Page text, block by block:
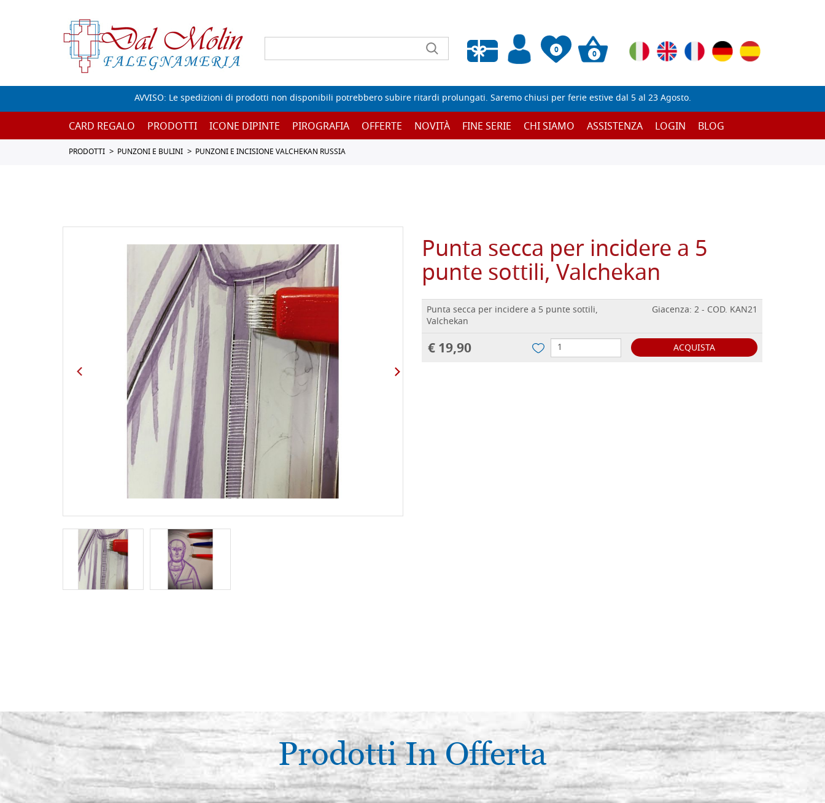
0
Wishlist vuota
0
AVVISO: Le spedizioni di prodotti non disponibili potrebbero subire ritardi prolungati. Saremo chiusi per ferie estive dal 5 al 23 Agosto.
CARD REGALO PRODOTTI ICONE DIPINTE PIROGRAFIA OFFERTE NOVITÀ FINE SERIE CHI SIAMO ASSISTENZA LOGIN BLOG
PRODOTTI PUNZONI E BULINI PUNZONI E INCISIONE VALCHEKAN RUSSIA
Punta secca per incidere a 5
punte sottili, Valchekan
Punta secca per incidere a 5 punte sottili,
Valchekan
Giacenza: 2 - COD. KAN21
€ 19,90 ACQUISTA
Prodotti In Offerta